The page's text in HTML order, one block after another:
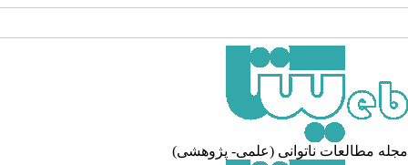
مطالعات ناتوانی (علمی- پژوهشی)